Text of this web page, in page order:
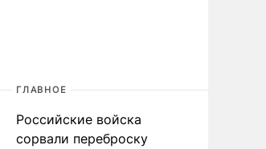
ГЛАВНОЕ
Российские войска
сорвали переброску